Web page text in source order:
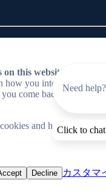
YouTube
this website
to
how you interact with our
come back so we can
and how we use
Decline カスタマ
BlueCat Horizon, our
Need
Click to